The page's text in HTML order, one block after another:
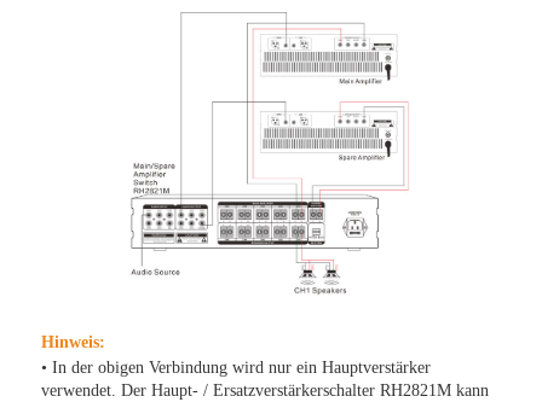
Hinweis:
• In der obigen Verbindung wird nur ein Hauptverstärker
verwendet. Der Haupt- / Ersatzverstärkerschalter RH2821M kann